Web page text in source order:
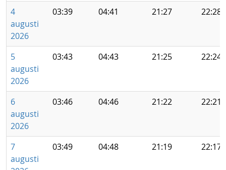
4
augusti
2026
03:39 04:41 21:27 22:28
5
augusti
2026
03:43 04:43 21:25 22:24
6
augusti
2026
03:46 04:46 21:22 22:21
7
augusti
03:49 04:48 21:19 22:17